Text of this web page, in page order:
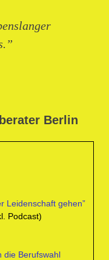
Berlin
Leidenschaft gehen”
Podcast)
die Berufswahl